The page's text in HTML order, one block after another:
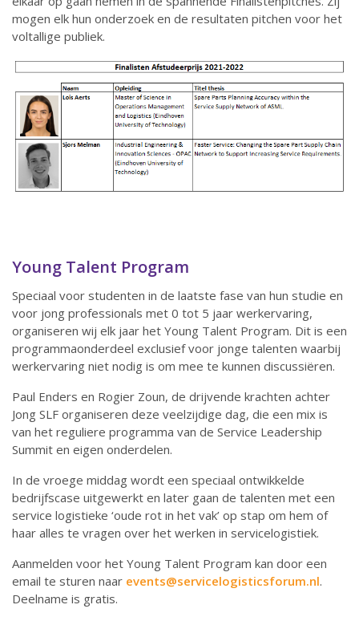
mogen elk hun onderzoek en de resultaten pitchen voor het
voltallige publiek.
Young Talent Program
Speciaal voor studenten in de laatste fase van hun studie en
voor jong professionals met 0 tot 5 jaar werkervaring,
organiseren wij elk jaar het Young Talent Program. Dit is een
programmaonderdeel exclusief voor jonge talenten waarbij
werkervaring niet nodig is om mee te kunnen discussiëren.
Paul Enders en Rogier Zoun, de drijvende krachten achter
Jong SLF organiseren deze veelzijdige dag, die een mix is
van het reguliere programma van de Service Leadership
Summit en eigen onderdelen.
In de vroege middag wordt een speciaal ontwikkelde
bedrijfscase uitgewerkt en later gaan de talenten met een
service logistieke ‘oude rot in het vak’ op stap om hem of
haar alles te vragen over het werken in servicelogistiek.
Aanmelden voor het Young Talent Program kan door een
email te sturen naar events@servicelogisticsforum.nl.
Deelname is gratis.